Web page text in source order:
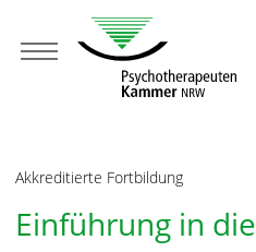
Akkreditierte Fortbildung
Einführung in die